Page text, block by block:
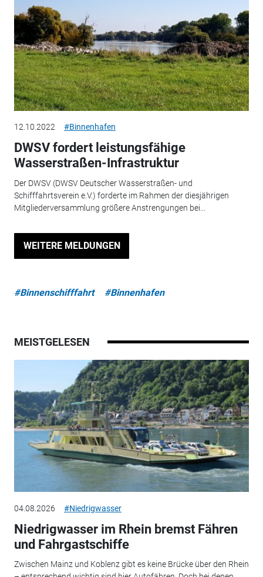
12.10.2022 #Binnenhafen
DWSV fordert leistungsfähige
Wasserstraßen-Infrastruktur
Der DWSV (DWSV Deutscher Wasserstraßen- und
Schifffahrtsverein e.V.) forderte im Rahmen der diesjährigen
Mitgliederversammlung größere Anstrengungen bei...
WEITERE MELDUNGEN
#Binnenschifffahrt #Binnenhafen
MEISTGELESEN
04.08.2026 #Niedrigwasser
Niedrigwasser im Rhein bremst Fähren
und Fahrgastschiffe
Zwischen Mainz und Koblenz gibt es keine Brücke über den Rhein